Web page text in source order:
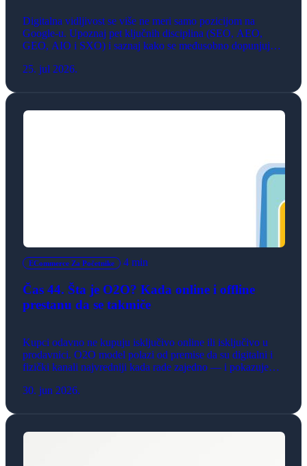
Digitalna vidljivost se više ne meri samo pozicijom na
Google-u. Upoznaj pet ključnih disciplina (SEO, AEO,
GEO, AIO i SXO) i saznaj kako se međusobno dopunjuju u
25. jul 2026.
ECommerce Za Početnike 4 min
Čas 44. Šta je O2O? Kada online i offline
prestanu da se takmiče
Kupci odavno ne kupuju isključivo online ili isključivo u
prodavnici. O2O model polazi od premise da su digitalni i
fizički kanali najvredniji kada rade zajedno — i pokazuje
30. jun 2026.